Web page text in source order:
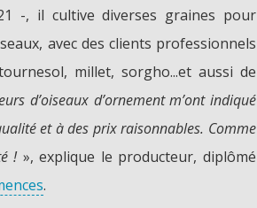
-, il cultive diverses graines pour
avec des clients professionnels
millet, sorgho...et aussi de
d’oiseaux d’ornement m’ont indiqué
et à des prix raisonnables. Comme
!», explique le producteur, diplômé
.